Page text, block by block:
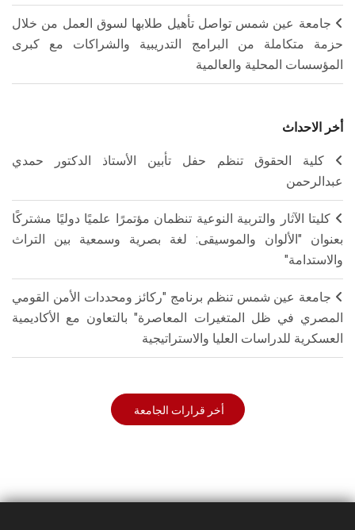
جامعة عين شمس تواصل تأهيل طلابها لسوق العمل من خلال
حزمة متكاملة من البرامج التدريبية والشراكات مع كبرى
المؤسسات المحلية والعالمية
أخر الاحداث
كلية الحقوق تنظم حفل تأبين الأستاذ الدكتور حمدي
عبدالرحمن
كليتا الآثار والتربية النوعية تنظمان مؤتمرًا علميًا دوليًا مشتركًا
بعنوان "الألوان والموسيقى: لغة بصرية وسمعية بين التراث
والاستدامة"
جامعة عين شمس تنظم برنامج "ركائز ومحددات الأمن القومي
المصري في ظل المتغيرات المعاصرة" بالتعاون مع الأكاديمية
العسكرية للدراسات العليا والاستراتيجية
أخر قرارات الجامعة